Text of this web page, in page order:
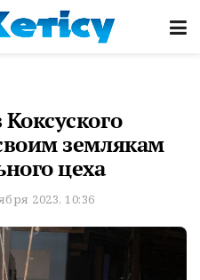
землякам
цеха
2023, 10:36